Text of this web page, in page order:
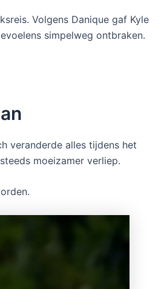
Volgens Danique gaf Kyle
simpelweg ontbraken.
veranderde alles tijdens het
moeizamer verliep.